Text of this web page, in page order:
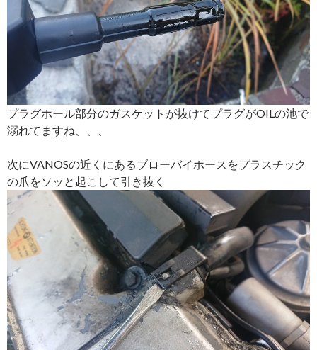
プラグホール部分のガスケットが抜けてプラグがOILの池で
溺れてますね、、、
次にVANOSの近くにあるブローバイホースをプラスチック
の爪をソッと起こして引き抜く